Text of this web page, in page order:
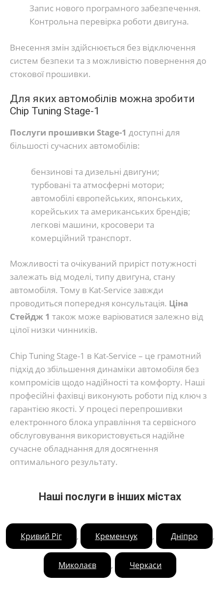
Запис нового програмного забезпечення.
Контрольна перевірка роботи двигуна.
Внесення змін здійснюється без відключення
систем безпеки та з можливістю повернення до
стокової прошивки.
Для яких автомобілів можна зробити
Chip Tuning Stage-1
Послуги прошивки Stage-1 доступні для
більшості сучасних автомобілів:
бензинові та дизельні двигуни;
турбовані та атмосферні мотори;
автомобілі європейських, японських,
корейських та американських брендів;
легкові машини, кросовери та
комерційний транспорт.
Можливості та очікуваний приріст потужності
залежать від моделі, типу двигуна, стану
автомобіля. Тому в Kat-Service завжди
проводиться попередня консультація. Ціна
Стейдж 1 також може варіюватися залежно від
цілої низки чинників.
Chip Tuning Stage-1 в Kat-Service – це грамотний
підхід до збільшення динаміки автомобіля без
компромісів щодо надійності та комфорту. Наші
професійні фахівці виконують роботи під ключ з
гарантією якості. У процесі перепрошивки
електронного блока управління та сервісного
обслуговування використовується надійне
сучасне обладнання для досягнення
оптимального результату.
Наші послуги в інших містах
Кривий Ріг , Кременчук , Дніпро ,
Миколаєв , Черкаси